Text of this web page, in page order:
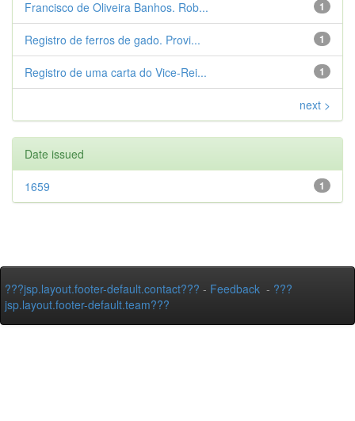
1
Francisco de Oliveira Banhos. Rob...
1
Registro de ferros de gado. Provi...
1
Registro de uma carta do Vice-Rei...
next >
Date issued
1
1659
???jsp.layout.footer-default.contact??? - Feedback - ???
jsp.layout.footer-default.team???